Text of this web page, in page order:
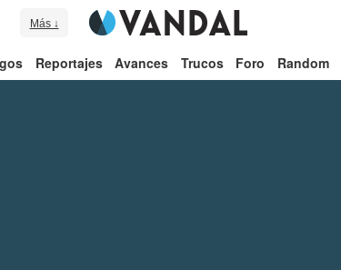
Más ↓
Reportajes Avances Trucos Foro Random